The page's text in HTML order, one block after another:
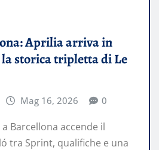
Aprilia arriva in
storica tripletta di Le
Mag 16, 2026 0
Barcellona accende il
tra Sprint, qualifiche e una